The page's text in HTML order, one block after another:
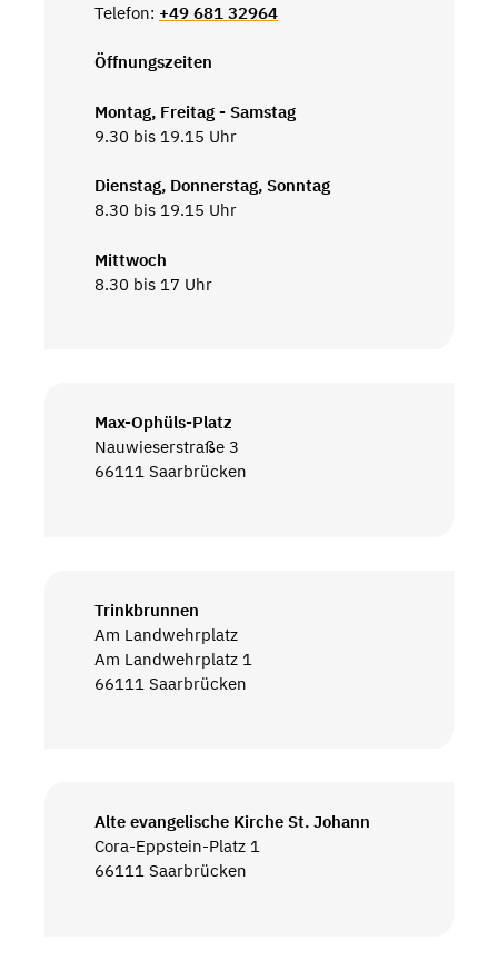
Telefon: +49 681 32964
Öffnungszeiten
Montag, Freitag - Samstag
9.30 bis 19.15 Uhr
Dienstag, Donnerstag, Sonntag
8.30 bis 19.15 Uhr
Mittwoch
8.30 bis 17 Uhr
Max-Ophüls-Platz
Nauwieserstraße 3
66111 Saarbrücken
Trinkbrunnen
Am Landwehrplatz
Am Landwehrplatz 1
66111 Saarbrücken
Alte evangelische Kirche St. Johann
Cora-Eppstein-Platz 1
66111 Saarbrücken